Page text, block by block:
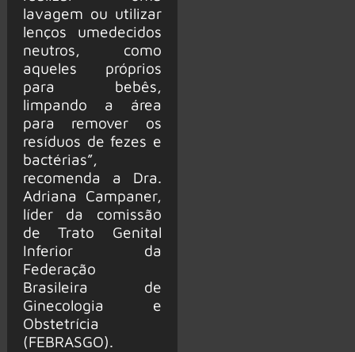
lavagem ou utilizar
lenços umedecidos
neutros, como
aqueles próprios
para bebês,
limpando a área
para remover os
resíduos de fezes e
bactérias”,
recomenda a Dra.
Adriana Campaner,
líder da comissão
de Trato Genital
Inferior da
Federação
Brasileira de
Ginecologia e
Obstetrícia
(FEBRASGO).